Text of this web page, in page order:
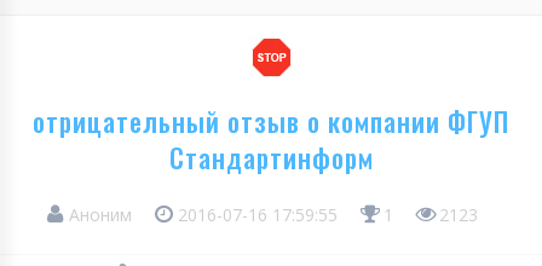
отрицательный отзыв о компании ФГУП
Стандартинформ
Аноним 2016-07-16 17:59:55 1 2123